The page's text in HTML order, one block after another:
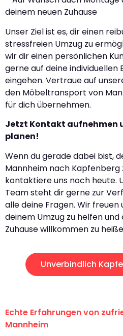
deinem neuen Zuhause
Unser Ziel ist es, dir einen
stressfreien Umzug zu
wir dir einen persönlichen
gerne auf deine individuellen
eingehen. Vertraue auf
den Möbeltransport von
für dich übernehmen.
Jetzt Kontakt aufnehmen
planen!
Wenn du gerade dabei bist,
Mannheim nach Kapfenberg
kontaktiere uns noch heute.
Team steht dir gerne zur
alle deine Fragen. Wir freuen
deinem Umzug zu helfen
Zuhause willkommen zu
Unverbindlich
Echte Erfahrungen von
Mannheim